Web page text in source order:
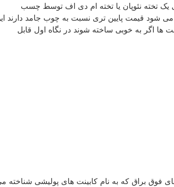
یک تخته نئوپان یا تخته ام دی اف توسط چسب
شود قیمت پایین تری نسبت به چوب جامد دارند
ها اگر به خوبی ساخته شوند در نگاه اول قابل
فوق براق که به نام کابینت های پولیشی شناخته